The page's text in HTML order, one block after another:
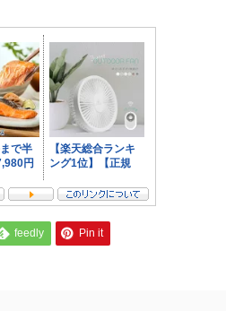
feedly Pin it